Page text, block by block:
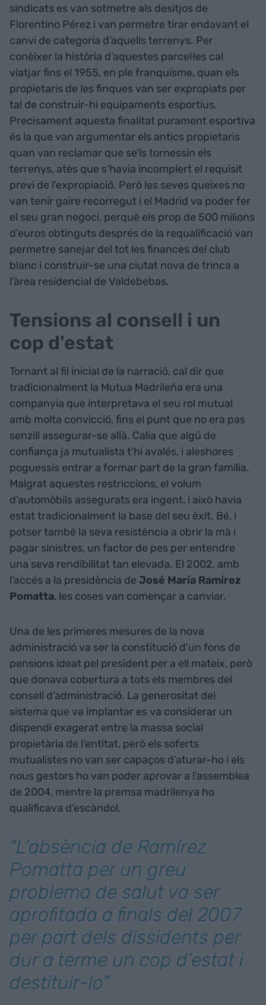
sindicats es van sotmetre als desitjos de
Florentino Pérez i van permetre tirar endavant el
canvi de categoria d’aquells terrenys. Per
conèixer la història d’aquestes parcel·les cal
viatjar fins el 1955, en ple franquisme, quan els
propietaris de les finques van ser expropiats per
tal de construir-hi equipaments esportius.
Precisament aquesta finalitat purament esportiva
és la que van argumentar els antics propietaris
quan van reclamar que se’ls tornessin els
terrenys, atès que s’havia incomplert el requisit
previ de l’expropiació. Però les seves queixes no
van tenir gaire recorregut i el Madrid va poder fer
el seu gran negoci, perquè els prop de 500 milions
d’euros obtinguts després de la requalificació van
permetre sanejar del tot les finances del club
blanc i construir-se una ciutat nova de trinca a
l’àrea residencial de Valdebebas.
Tensions al consell i un
cop d'estat
Tornant al fil inicial de la narració, cal dir que
tradicionalment la Mutua Madrileña era una
companyia que interpretava el seu rol mutual
amb molta convicció, fins el punt que no era pas
senzill assegurar-se allà. Calia que algú de
confiança ja mutualista t’hi avalés, i aleshores
poguessis entrar a formar part de la gran família.
Malgrat aquestes restriccions, el volum
d’automòbils assegurats era ingent, i això havia
estat tradicionalment la base del seu èxit. Bé, i
potser també la seva resistència a obrir la mà i
pagar sinistres, un factor de pes per entendre
una seva rendibilitat tan elevada. El 2002, amb
l’accés a la presidència de José María Ramírez
Pomatta, les coses van començar a canviar.
Una de les primeres mesures de la nova
administració va ser la constitució d’un fons de
pensions ideat pel president per a ell mateix, però
que donava cobertura a tots els membres del
consell d’administració. La generositat del
sistema que va implantar es va considerar un
dispendi exagerat entre la massa social
propietària de l’entitat, però els soferts
mutualistes no van ser capaços d’aturar-ho i els
nous gestors ho van poder aprovar a l’assemblea
de 2004, mentre la premsa madrilenya ho
qualificava d’escàndol.
"L’absència de Ramírez
Pomatta per un greu
problema de salut va ser
aprofitada a finals del 2007
per part dels dissidents per
dur a terme un cop d’estat i
destituir-lo"